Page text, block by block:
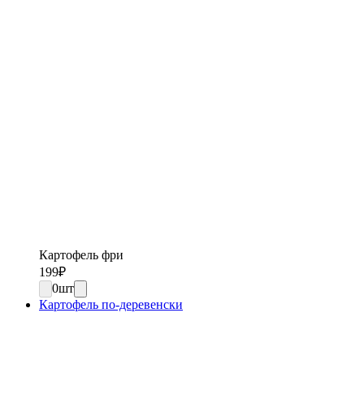
Картофель фри
199₽
0шт
Картофель по-деревенски